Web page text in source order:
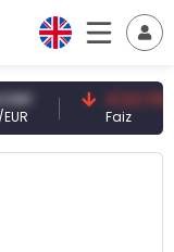
41,53 TRY